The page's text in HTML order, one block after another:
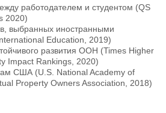
работодателем и студентом (QS
2020)
выбранных иностранными
Education, 2019)
развития ООН (Times Higher
Impact Rankings, 2020)
США (U.S. National Academy of
Property Owners Association, 2018)